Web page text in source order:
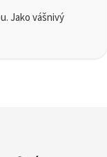
Jako vášnivý